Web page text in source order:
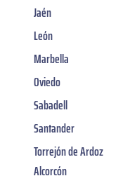
Jaén
León
Marbella
Oviedo
Sabadell
Santander
Torrejón de Ardoz
Alcorcón